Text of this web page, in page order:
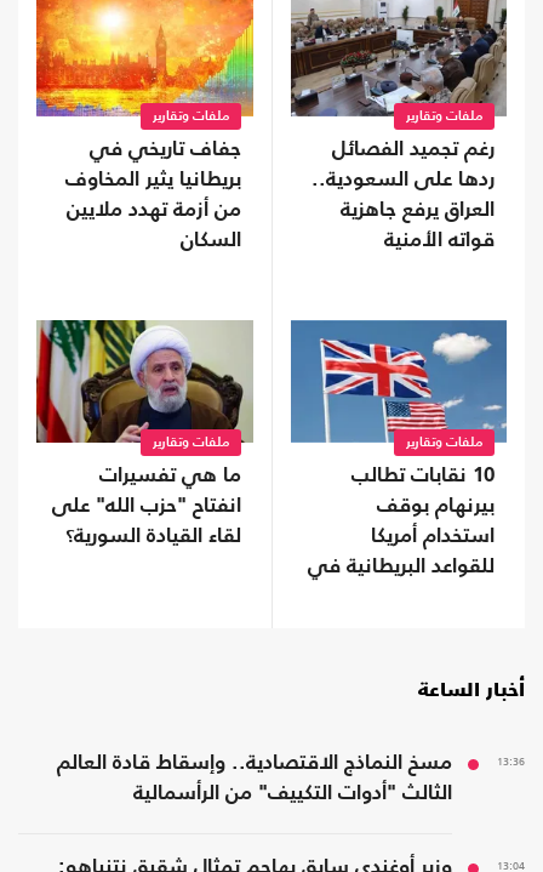
ملفات وتقارير
رغم تجميد الفصائل
ردها على السعودية..
العراق يرفع جاهزية
قواته الأمنية
ملفات وتقارير
جفاف تاريخي في
بريطانيا يثير المخاوف
من أزمة تهدد ملايين
السكان
ملفات وتقارير
10 نقابات تطالب
بيرنهام بوقف
استخدام أمريكا
للقواعد البريطانية في
ملفات وتقارير
ما هي تفسيرات
انفتاح "حزب الله" على
لقاء القيادة السورية؟
أخبار الساعة
13:36
مسخ النماذج الاقتصادية.. وإسقاط قادة العالم
الثالث "أدوات التكييف" من الرأسمالية
13:04
وزير أوغندي سابق يهاجم تمثال شقيق نتنياهو: